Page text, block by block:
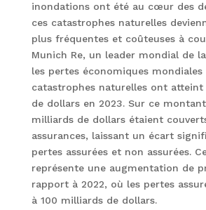
inondations ont été au cœur des
ces catastrophes naturelles
plus fréquentes et coûteuses à
Munich Re, un leader mondial de
les pertes économiques mondiales
catastrophes naturelles ont
de dollars en 2023. Sur ce
milliards de dollars étaient
assurances, laissant un écart
pertes assurées et non assurées.
représente une augmentation de
rapport à 2022, où les pertes
à 100 milliards de dollars.